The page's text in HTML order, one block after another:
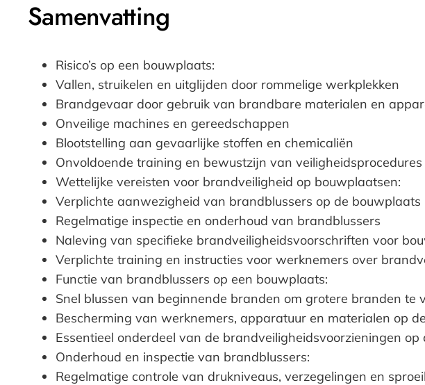
Samenvatting
Risico’s op een bouwplaats:
Vallen, struikelen en uitglijden door rommelige werkplekken
Brandgevaar door gebruik van brandbare materialen en
Onveilige machines en gereedschappen
Blootstelling aan gevaarlijke stoffen en chemicaliën
Onvoldoende training en bewustzijn van veiligheidsprocedures
Wettelijke vereisten voor brandveiligheid op bouwplaatsen:
Verplichte aanwezigheid van brandblussers op de bouwplaats
Regelmatige inspectie en onderhoud van brandblussers
Naleving van specifieke brandveiligheidsvoorschriften voor
Verplichte training en instructies voor werknemers over
Functie van brandblussers op een bouwplaats:
Snel blussen van beginnende branden om grotere branden te
Bescherming van werknemers, apparatuur en materialen op
Essentieel onderdeel van de brandveiligheidsvoorzieningen
Onderhoud en inspectie van brandblussers:
Regelmatige controle van drukniveaus, verzegelingen en